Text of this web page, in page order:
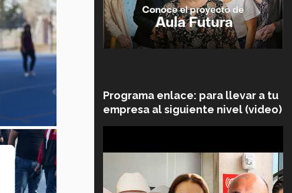
Programa enlace: para llevar a tu
empresa al siguiente nivel (video)